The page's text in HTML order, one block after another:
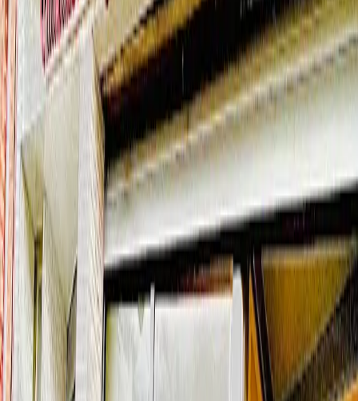
Chez vous, au travail, dans la rue — vous les testez pendant 30
jours dans votre vie réelle.
03
3
Un suivi personnalisé et sans pression.
Vous revenez quand vous voulez. Ensemble, on ajuste, on
améliore… ou on arrête. Sans frais, sans engagement.
Je réserve mon essai gratuit
Où se passent les essais ?
Maison Médicale Univers Santé
Rue de Bretagne 20
Woluwe-Saint-Lambert
Centre Médical Fulton